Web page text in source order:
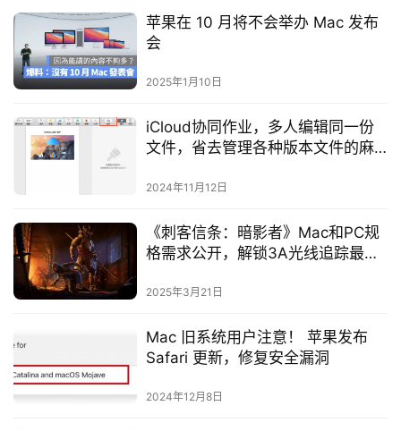
苹果在 10 月将不会举办 Mac 发布
会
2025年1月10日
iCloud协同作业，多人编辑同一份
文件，省去管理各种版本文件的麻
2024年11月12日
《刺客信条：暗影者》Mac和PC规
格需求公开，解锁3A光线追踪最强
2025年3月21日
Mac 旧系统用户注意！ 苹果发布
Safari 更新，修复安全漏洞
2024年12月8日